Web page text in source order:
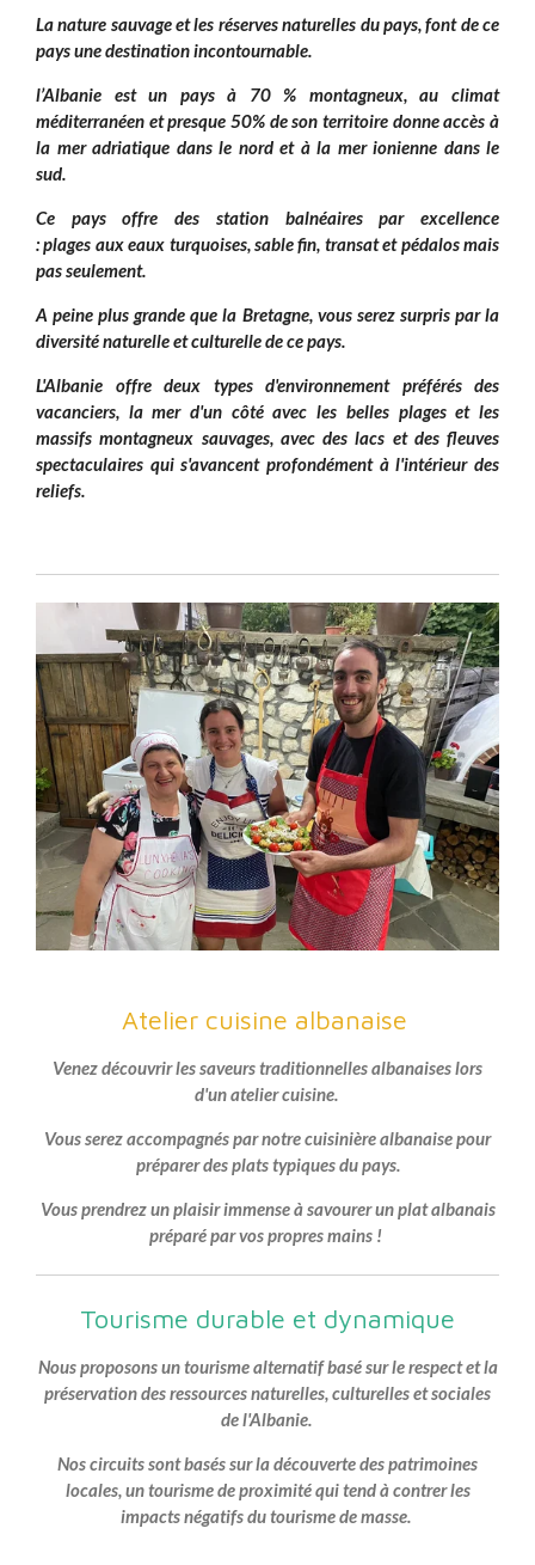
La nature sauvage et les réserves naturelles du pays, font de ce
pays une destination incontournable.
l’Albanie est un pays à 70 % montagneux, au climat
méditerranéen et presque 50% de son territoire donne accès à
la mer adriatique dans le nord et à la mer ionienne dans le
sud.
Ce pays offre des station balnéaires par excellence
: plages aux eaux turquoises, sable fin, transat et pédalos mais
pas seulement.
A peine plus grande que la Bretagne, vous serez surpris par la
diversité naturelle et culturelle de ce pays.
L'Albanie offre deux types d'environnement préférés des
vacanciers, la mer d'un côté avec les belles plages et les
massifs montagneux sauvages, avec des lacs et des fleuves
spectaculaires qui s'avancent profondément à l'intérieur des
reliefs.
Atelier cuisine albanaise
Venez découvrir les saveurs traditionnelles albanaises lors
d'un atelier cuisine.
Vous serez accompagnés par notre cuisinière albanaise pour
préparer des plats typiques du pays.
Vous prendrez un plaisir immense à savourer un plat albanais
préparé par vos propres mains !
Tourisme durable et dynamique
Nous proposons un tourisme alternatif basé sur le respect et la
préservation des ressources naturelles, culturelles et sociales
de l'Albanie.
Nos circuits sont basés sur la découverte des patrimoines
locales, un tourisme de proximité qui tend à contrer les
impacts négatifs du tourisme de masse.